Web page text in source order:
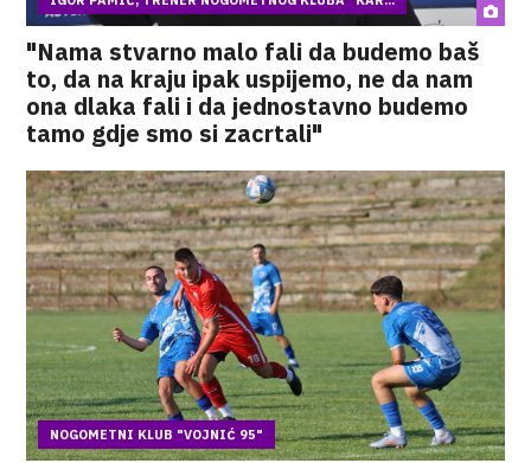
"Nama stvarno malo fali da budemo baš
to, da na kraju ipak uspijemo, ne da nam
ona dlaka fali i da jednostavno budemo
tamo gdje smo si zacrtali"
NOGOMETNI KLUB "VOJNIĆ 95"